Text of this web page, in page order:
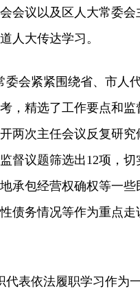
会议以及区人大常委
人大传达学习。
会紧紧围绕省、市人
，精选了工作要点和监
两次主任会议反复研
督议题筛选出12项，
承包经营权确权等一些
债务情况等作为重点走
表依法履职学习作为